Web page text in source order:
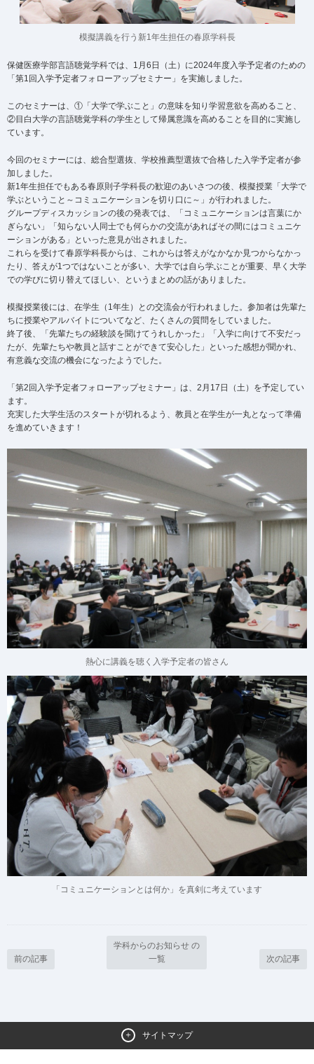
模擬講義を行う新1年生担任の春原学科長
保健医療学部言語聴覚学科では、1月6日（土）に2024年度入学予定者のための
「第1回入学予定者フォローアップセミナー」を実施しました。
このセミナーは、①「大学で学ぶこと」の意味を知り学習意欲を高めること、
②目白大学の言語聴覚学科の学生として帰属意識を高めることを目的に実施し
ています。
今回のセミナーには、総合型選抜、学校推薦型選抜で合格した入学予定者が参
加しました。
新1年生担任でもある春原則子学科長の歓迎のあいさつの後、模擬授業「大学で
学ぶということ～コミュニケーションを切り口に～」が行われました。
グループディスカッションの後の発表では、「コミュニケーションは言葉にか
ぎらない」「知らない人同士でも何らかの交流があればその間にはコミュニケ
ーションがある」といった意見が出されました。
これらを受けて春原学科長からは、これからは答えがなかなか見つからなかっ
たり、答えが1つではないことが多い、大学では自ら学ぶことが重要、早く大学
での学びに切り替えてほしい、というまとめの話がありました。
模擬授業後には、在学生（1年生）との交流会が行われました。参加者は先輩た
ちに授業やアルバイトについてなど、たくさんの質問をしていました。
終了後、「先輩たちの経験談を聞けてうれしかった」「入学に向けて不安だっ
たが、先輩たちや教員と話すことができて安心した」といった感想が聞かれ、
有意義な交流の機会になったようでした。
「第2回入学予定者フォローアップセミナー」は、2月17日（土）を予定してい
ます。
充実した大学生活のスタートが切れるよう、教員と在学生が一丸となって準備
を進めていきます！
熱心に講義を聴く入学予定者の皆さん
「コミュニケーションとは何か」を真剣に考えています
前の記事
学科からのお知らせ の
一覧
次の記事
サイトマップ